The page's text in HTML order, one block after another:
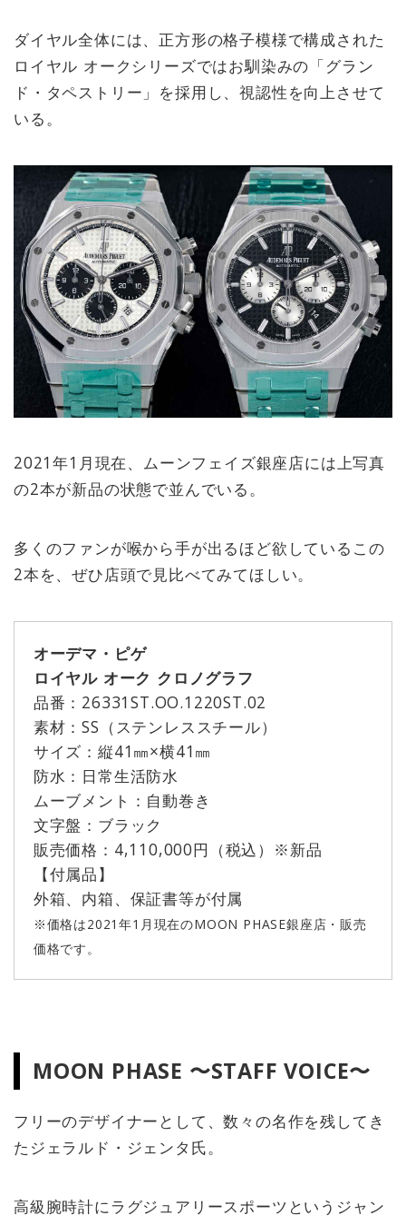
ダイヤル全体には、正方形の格子模様で構成された
ロイヤル オークシリーズではお馴染みの「グラン
ド・タペストリー」を採用し、視認性を向上させて
いる。
2021年1月現在、ムーンフェイズ銀座店には上写真
の2本が新品の状態で並んでいる。
多くのファンが喉から手が出るほど欲しているこの
2本を、ぜひ店頭で見比べてみてほしい。
オーデマ・ピゲ
ロイヤル オーク クロノグラフ
品番：26331ST.OO.1220ST.02
素材：SS（ステンレススチール）
サイズ：縦41㎜×横41㎜
防水：日常生活防水
ムーブメント：自動巻き
文字盤：ブラック
販売価格：4,110,000円（税込）※新品
【付属品】
外箱、内箱、保証書等が付属
※価格は2021年1月現在のMOON PHASE銀座店・販売
価格です。
MOON PHASE 〜STAFF VOICE〜
フリーのデザイナーとして、数々の名作を残してき
たジェラルド・ジェンタ氏。
高級腕時計にラグジュアリースポーツというジャン